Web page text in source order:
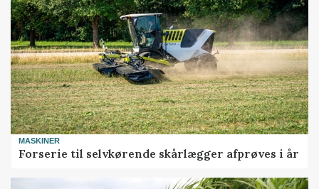
MASKINER
Forserie til selvkørende skårlægger afprøves i år